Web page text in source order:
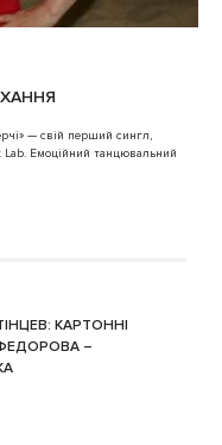
— свій перший сингл,
Емоційний танцювальний
КАРТОННІ
–